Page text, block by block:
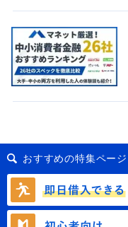
おすすめの特集ページ